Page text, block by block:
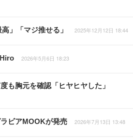
」「マジ推せる」 2025年12月12日 18:44
2026年5月6日 18:23
も胸元を確認「ヒヤヒヤした」
ビアMOOKが発売 2026年7月13日 13:48